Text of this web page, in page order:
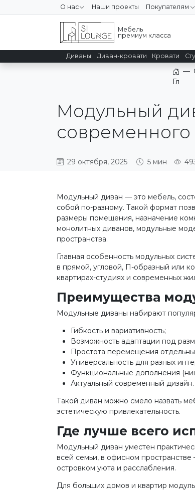
О нас Наши проекты Покупателям
Мебель
премиум класса
Диваны Диван-кровати Кровати
Главная
—
Модульный
современного
29 октября, 2025 5 мин
Модульный диван — это мебель,
собой по-разному. Такой формат
размеры помещения, назначение
монолитных диванов, модульные
пространства.
Главная особенность модульных
в прямой, угловой, П-образный или
квартирах-студиях и современных
Преимущества
Модульные диваны набирают
Гибкость и вариативность;
Возможность адаптации под
Простота перемещения
Универсальность для разных
Функциональные дополнения
Актуальный современный дизайн.
Такой диван можно смело назвать
эстетическую привлекательность.
Где лучше всего
Модульный диван уместен
всей семьи, в офисном
островком уюта и расслабления.
Для больших домов и квартир